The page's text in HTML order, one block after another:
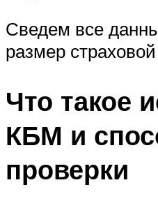
Сведем все
размер
Что такое
КБМ и
проверки